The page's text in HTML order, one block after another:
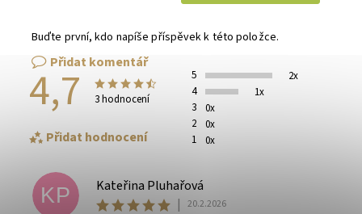
Buďte první, kdo napíše příspěvek k této položce.
Přidat komentář
4,7 3 hodnocení
Přidat hodnocení
5
2x
4
1x
3
0x
2
0x
1
0x
KP
Kateřina Pluhařová
| 20.2.2026